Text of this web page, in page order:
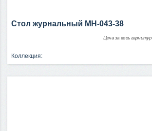
Стол журнальный МН-043-38
Цена за весь гарнитур
Коллекция: